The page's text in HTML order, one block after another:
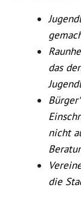
das
nicht
die